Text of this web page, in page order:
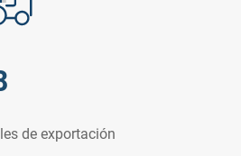
de exportación